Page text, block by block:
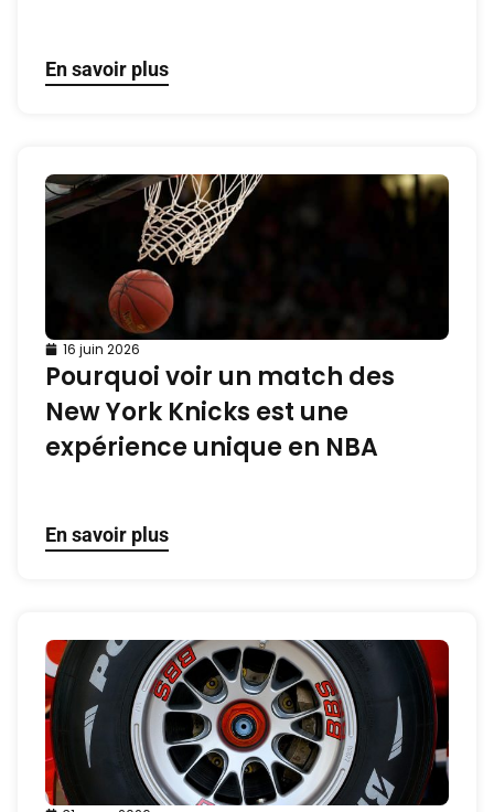
En savoir plus
16 juin 2026
Pourquoi voir un match des
New York Knicks est une
expérience unique en NBA
En savoir plus